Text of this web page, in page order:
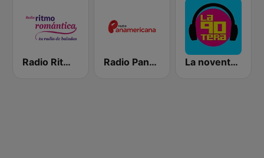
Radio Ritmo Romántica Radio Panamericana La noventera